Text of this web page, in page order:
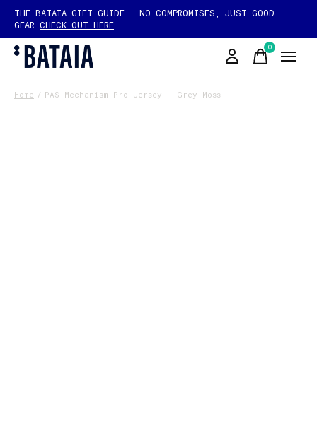
THE BATAIA GIFT GUIDE — NO COMPROMISES, JUST GOOD
GEAR CHECK OUT HERE
0items
Home / PAS Mechanism Pro Jersey - Grey Moss